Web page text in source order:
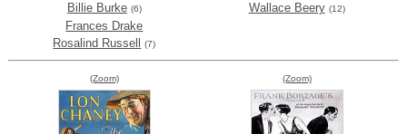
Billie Burke (6)
Frances Drake
Rosalind Russell
(7)
Wallace Beery (12)
(Zoom) (Zoom)